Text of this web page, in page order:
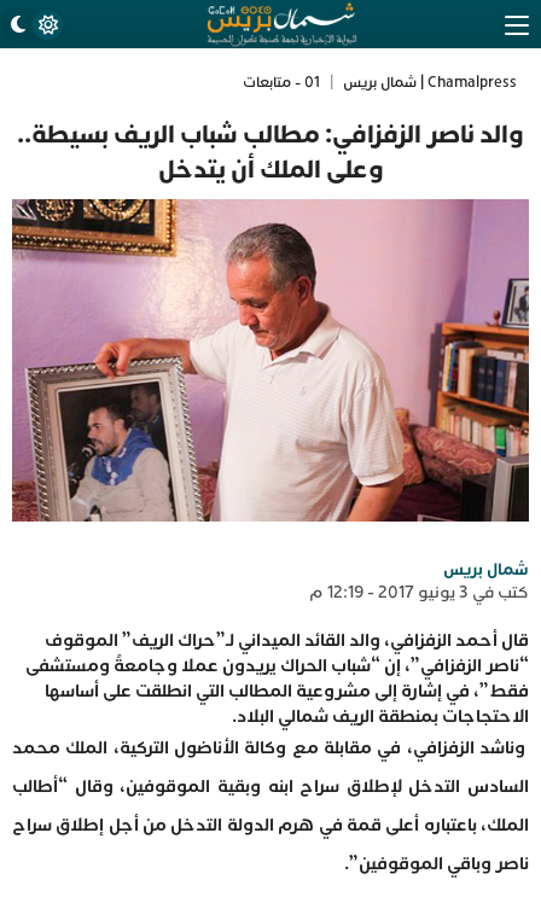
Chamalpress | شمال بريس 01 - متابعات
والد ناصر الزفزافي: مطالب شباب الريف بسيطة..
وعلى الملك أن يتدخل
شمال بريس
كتب في 3 يونيو 2017 - 12:19 م
قال أحمد الزفزافي، والد القائد الميداني لـ”حراك الريف” الموقوف
“ناصر الزفزافي”، إن “شباب الحراك يريدون عملا وجامعةً ومستشفى
فقط”، في إشارة إلى مشروعية المطالب التي انطلقت على أساسها
الاحتجاجات بمنطقة الريف شمالي البلاد.
وناشد الزفزافي، في مقابلة مع وكالة الأناضول التركية، الملك محمد
السادس التدخل لإطلاق سراح ابنه وبقية الموقوفين، وقال “أطالب
الملك، باعتباره أعلى قمة في هرم الدولة التدخل من أجل إطلاق سراح
ناصر وباقي الموقوفين”.